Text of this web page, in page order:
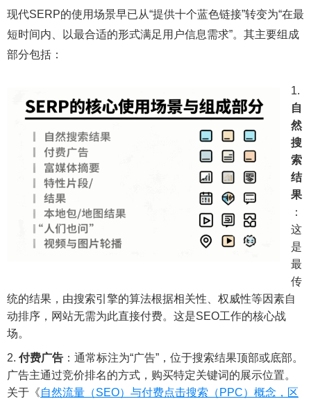
现代SERP的使用场景早已从“提供十个蓝色链接”转变为“在最
短时间内、以最合适的形式满足用户信息需求”。其主要组成
部分包括：
自
然
搜
索
结
果
：
这
是
最
传
统的结果，由搜索引擎的算法根据相关性、权威性等因素自
动排序，网站无需为此直接付费。这是SEO工作的核心战
场。
付费广告 ：通常标注为“广告”，位于搜索结果顶部或底部。
广告主通过竞价排名的方式，购买特定关键词的展示位置。
关于《自然流量（SEO）与付费点击搜索（PPC）概念，区